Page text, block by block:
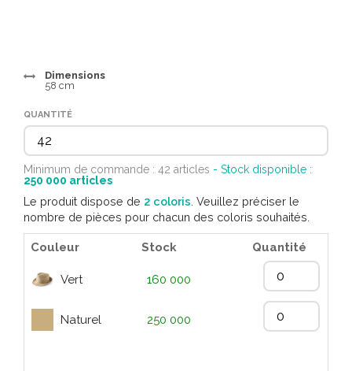
Dimensions
58 cm
QUANTITÉ
Minimum de commande : 42 articles - Stock disponible :
250 000 articles
Le produit dispose de 2 coloris . Veuillez préciser le
nombre de pièces pour chacun des coloris souhaités.
Couleur Stock Quantité
Vert 160 000
Naturel 250 000